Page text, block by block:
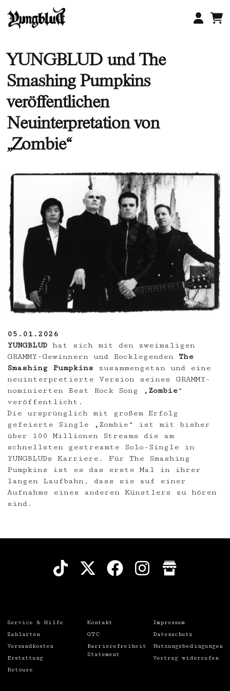
Inhalt
springen
YUNGBLUD und The
Smashing Pumpkins
veröffentlichen
Neuinterpretation von
„Zombie“
05.01.2026
YUNGBLUD hat sich mit den zweimaligen
GRAMMY-Gewinnern und Rocklegenden The
Smashing Pumpkins zusammengetan und eine
neuinterpretierte Version seines GRAMMY-
nominierten Best Rock Song „ Zombie“
veröffentlicht.
Die ursprünglich mit großem Erfolg
gefeierte Single „Zombie“ ist mit bisher
über 100 Millionen Streams die am
schnellsten gestreamte Solo-Single in
YUNGBLUDs Karriere. Für The Smashing
Pumpkins ist es das erste Mal in ihrer
langen Laufbahn, dass sie auf einer
Aufnahme eines anderen Künstlers zu hören
sind.
Service & Hilfe
Zahlarten
Versandkosten
Erstattung
Retoure
Kontakt
GTC
Barrierefreiheit
Statement
Impressum
Datenschutz
Nutzungsbedingungen
Vertrag widerrufen